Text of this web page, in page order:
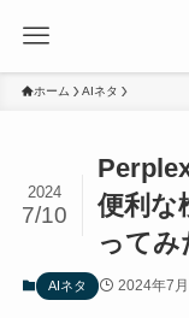
ホーム AIネタ
便利な
ってみ
2024
7/10
AIネタ 2024年7